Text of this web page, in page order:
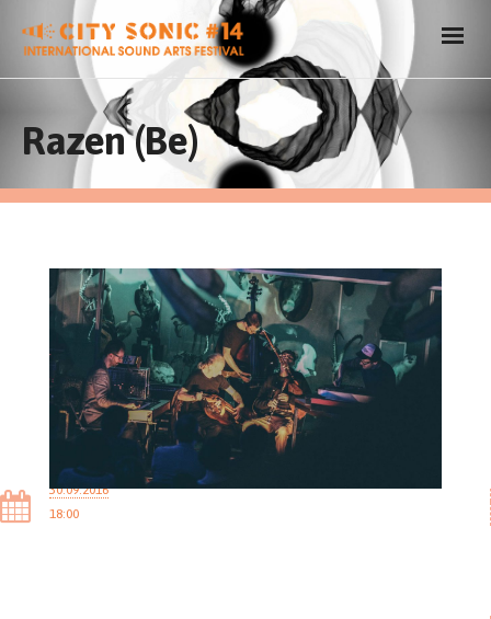
Razen (Be)
30.09.2016
18:00